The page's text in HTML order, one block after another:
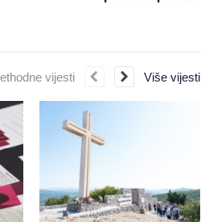
vijesti Više vijesti